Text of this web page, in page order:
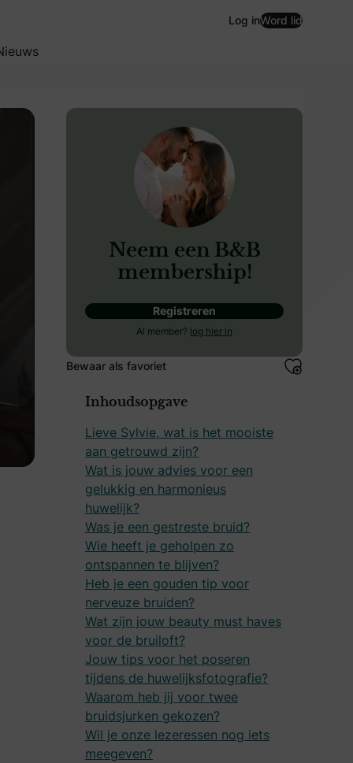
Log inWord lid
Sylvie Meis deelt haar gouden tips in dit
Neem een B&B
membership!
Registreren
Al member? log hier in
Bewaar als favoriet
Inhoudsopgave
Lieve Sylvie, wat is het mooiste
aan getrouwd zijn?
Wat is jouw advies voor een
gelukkig en harmonieus
huwelijk?
Was je een gestreste bruid?
Wie heeft je geholpen zo
ontspannen te blijven?
Heb je een gouden tip voor
nerveuze bruiden?
Wat zijn jouw beauty must haves
voor de bruiloft?
Jouw tips voor het poseren
tijdens de huwelijksfotografie?
Waarom heb jij voor twee
bruidsjurken gekozen?
Wil je onze lezeressen nog iets
meegeven?